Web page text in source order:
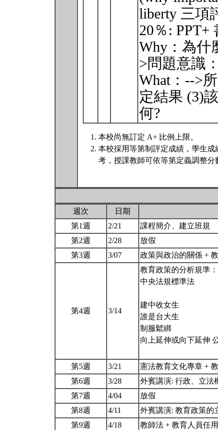
liberty 三項
20％: PPT+
Why：為什
>問題意識
What：-->
定結果 (3)
何?
本校尚無訂定 A+ 比例上限。
本校採用等第制評定成績，學生
考，授課教師可依等第定義調整
週次
日期
第1週
2/21
課程簡介、建立班規
第2週
2/28
放假
第3週
3/07 政策與政治的關係 +
第4週 3/14
教育政策的分析規準
中央法規標準法
建中收女生
誰是台大生
制服鬆綁
向上延伸或向下延伸
第5週 3/21
憲法教育文化專章 +
第6週
3/28
外賓講演: 行政、立法
第7週
4/04
放假
第8週
4/11
外賓講演: 教育政策的
第9週
4/18 教師法 + 教育人員任